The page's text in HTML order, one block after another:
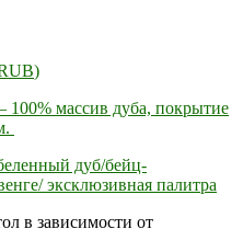
)
массив дуба, покрытие
дуб/бейц-
эксклюзивная палитра
в зависимости от